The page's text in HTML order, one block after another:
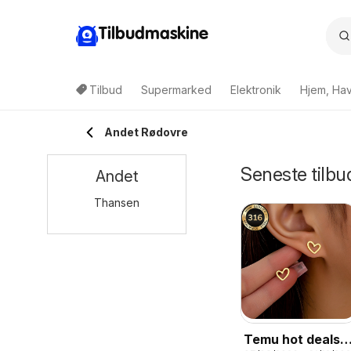
Tilbudmaskine
Tilbud Supermarked Elektronik Hjem,
Andet Rødovre
Seneste
Temu hot deals –
Andet
Thansen